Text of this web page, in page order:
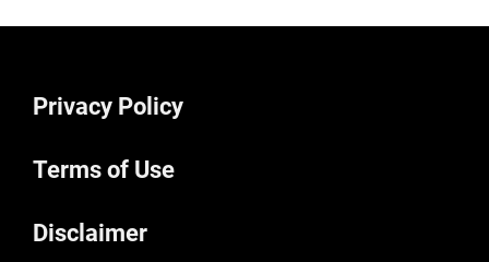
Privacy Policy
Terms of Use
Disclaimer